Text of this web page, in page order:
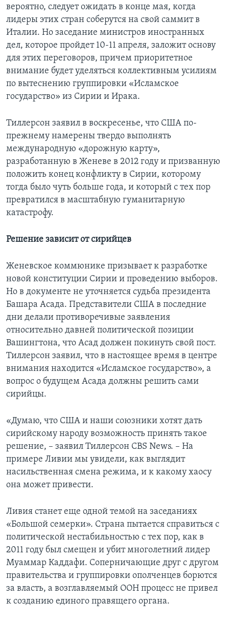
вероятно, следует ожидать в конце мая, когда
лидеры этих стран соберутся на свой саммит в
Италии. Но заседание министров иностранных
дел, которое пройдет 10-11 апреля, заложит основу
для этих переговоров, причем приоритетное
внимание будет уделяться коллективным усилиям
по вытеснению группировки «Исламское
государство» из Сирии и Ирака.
Тиллерсон заявил в воскресенье, что США по-
прежнему намерены твердо выполнять
международную «дорожную карту»,
разработанную в Женеве в 2012 году и призванную
положить конец конфликту в Сирии, которому
тогда было чуть больше года, и который с тех пор
превратился в масштабную гуманитарную
катастрофу.
Решение зависит от сирийцев
Женевское коммюнике призывает к разработке
новой конституции Сирии и проведению выборов.
Но в документе не уточняется судьба президента
Башара Асада. Представители США в последние
дни делали противоречивые заявления
относительно давней политической позиции
Вашингтона, что Асад должен покинуть свой пост.
Тиллерсон заявил, что в настоящее время в центре
внимания находится «Исламское государство», а
вопрос о будущем Асада должны решить сами
сирийцы.
«Думаю, что США и наши союзники хотят дать
сирийскому народу возможность принять такое
решение, – заявил Тиллерсон CBS News. – На
примере Ливии мы увидели, как выглядит
насильственная смена режима, и к какому хаосу
она может привести.
Ливия станет еще одной темой на заседаниях
«Большой семерки». Страна пытается справиться с
политической нестабильностью с тех пор, как в
2011 году был смещен и убит многолетний лидер
Муаммар Каддафи. Соперничающие друг с другом
правительства и группировки ополченцев борются
за власть, а возглавляемый ООН процесс не привел
к созданию единого правящего органа.